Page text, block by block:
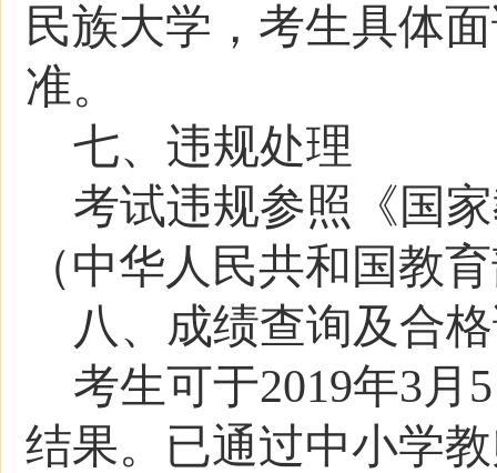
民族大学， 考生具体
准。
七、违规处理
考试违规参照《国
（中华人民共和国教
八、成绩查询及合
考生可于2019年3月 5
结果。已通过中小学